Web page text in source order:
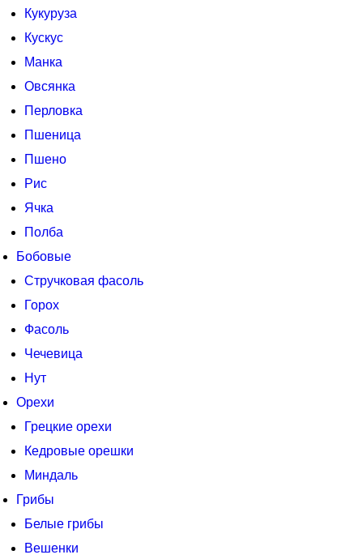
Кукуруза
Кускус
Манка
Овсянка
Перловка
Пшеница
Пшено
Рис
Ячка
Полба
Бобовые
Стручковая фасоль
Горох
Фасоль
Чечевица
Нут
Орехи
Грецкие орехи
Кедровые орешки
Миндаль
Грибы
Белые грибы
Вешенки